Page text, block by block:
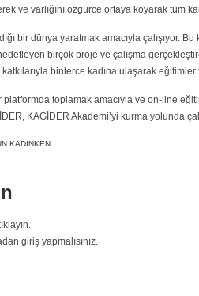
ve varlığını özgürce ortaya koyarak tüm
bir dünya yaratmak amacıyla çalışıyor.
birçok proje ve çalışma
binlerce kadına ulaşarak
toplamak amacıyla ve on-line
KAGİDER Akademi’yi kurma yolunda
KADINKEN
giriş yapmalısınız.